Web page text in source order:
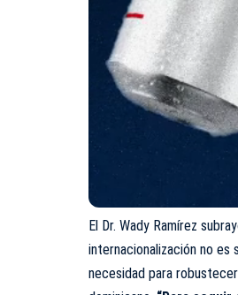
El Dr. Wady Ramírez
internacionalización no es
necesidad para